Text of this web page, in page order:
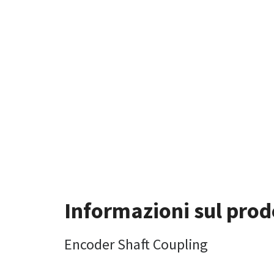
Informazioni sul
Encoder Shaft Coupling